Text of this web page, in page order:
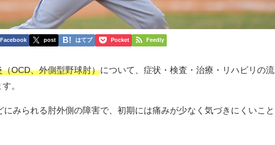
Facebook post はてブ Pocket Feedly
OCD、外側型野球肘）について、症状・検査・治療・リハビリの流
。
みられる肘外側の障害で、初期には痛みが少なく気づきにくいこと